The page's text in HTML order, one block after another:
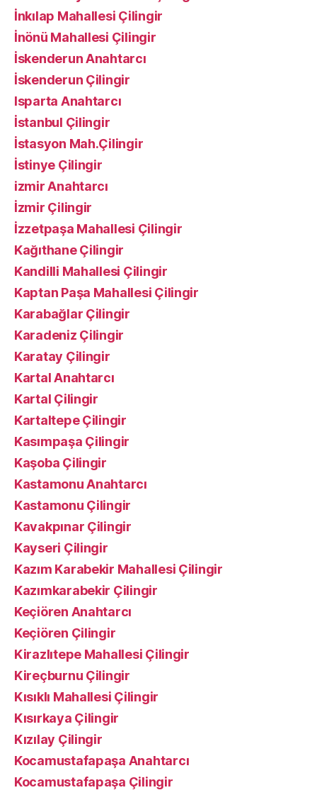
İnkılap Mahallesi Çilingir
İnönü Mahallesi Çilingir
İskenderun Anahtarcı
İskenderun Çilingir
Isparta Anahtarcı
İstanbul Çilingir
İstasyon Mah.Çilingir
İstinye Çilingir
izmir Anahtarcı
İzmir Çilingir
İzzetpaşa Mahallesi Çilingir
Kağıthane Çilingir
Kandilli Mahallesi Çilingir
Kaptan Paşa Mahallesi Çilingir
Karabağlar Çilingir
Karadeniz Çilingir
Karatay Çilingir
Kartal Anahtarcı
Kartal Çilingir
Kartaltepe Çilingir
Kasımpaşa Çilingir
Kaşoba Çilingir
Kastamonu Anahtarcı
Kastamonu Çilingir
Kavakpınar Çilingir
Kayseri Çilingir
Kazım Karabekir Mahallesi Çilingir
Kazımkarabekir Çilingir
Keçiören Anahtarcı
Keçiören Çilingir
Kirazlıtepe Mahallesi Çilingir
Kireçburnu Çilingir
Kısıklı Mahallesi Çilingir
Kısırkaya Çilingir
Kızılay Çilingir
Kocamustafapaşa Anahtarcı
Kocamustafapaşa Çilingir